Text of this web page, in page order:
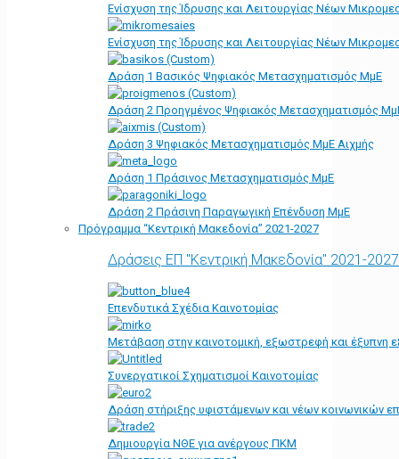
Ενίσχυση της Ίδρυσης και Λειτουργίας Νέων
Ενίσχυση της Ίδρυσης και Λειτουργίας Νέων
Δράση 1 Βασικός Ψηφιακός Μετασχηματισμός ΜμΕ
Δράση 2 Προηγμένος Ψηφιακός Μετασχηματισμός
Δράση 3 Ψηφιακός Μετασχηματισμός ΜμΕ Αιχμής
Δράση 1 Πράσινος Μετασχηματισμός ΜμΕ
Δράση 2 Πράσινη Παραγωγική Επένδυση ΜμΕ
Πρόγραμμα “Κεντρική Μακεδονία” 2021-2027
Δράσεις ΕΠ "Κεντρική Μακεδονία" 2021-2027
Επενδυτικά Σχέδια Καινοτομίας
Μετάβαση στην καινοτομική, εξωστρεφή και έξυπνη
Συνεργατικοί Σχηματισμοί Καινοτομίας
Δράση στήριξης υφιστάμενων και νέων κοινωνικών
Δημιουργία ΝΘΕ για ανέργους ΠΚΜ